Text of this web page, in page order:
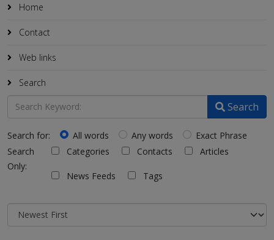
Home
Contact
Web links
Search
Search
Search for: All words Any words
Exact Phrase
Search
Only:
Categories Contacts Articles
News Feeds Tags